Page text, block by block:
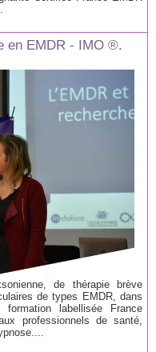
en EMDR - IMO ®.
de thérapie brève
de types EMDR, dans
labellisée France
professionnels de santé,